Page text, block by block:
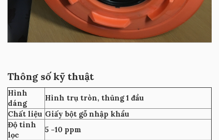
Thông số kỹ thuật
Hình
dáng
Hình trụ tròn, thủng 1 đầu
Chất liệu Giấy bột gỗ nhập khẩu
Độ tinh
lọc
5 -10 ppm